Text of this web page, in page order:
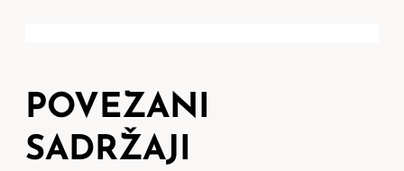
POVEZANI
SADRŽAJI